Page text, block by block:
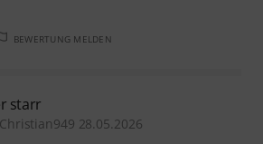
BEWERTUNG MELDEN
starr
Christian949 28.05.2026